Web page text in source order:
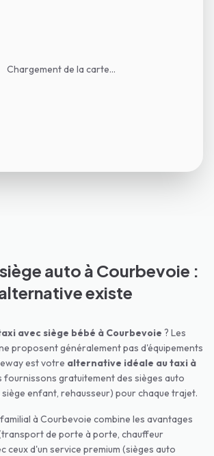
Chargement de la carte...
auto à Courbevoie :
existe
avec siège bébé à Courbevoie ? Les
proposent généralement pas d'équipements
est votre alternative idéale au taxi à
fournissons gratuitement des sièges auto
enfant, rehausseur) pour chaque trajet.
à Courbevoie combine les avantages
de porte à porte, chauffeur
ceux d'un service premium (sièges auto